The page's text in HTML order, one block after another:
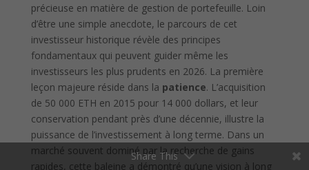
précieuse en matière de gestion de portefeuille. Loin
d’être une simple anecdote, le parcours de cet
investisseur historique révèle des principes
fondamentaux qui peuvent guider même les
investisseurs les plus prudents en 2026. La première
leçon majeure réside dans la patience. L’acquisition
de 50 000 ETH en 2015 pour 14 000 dollars, et leur
conservation pendant près d’une décennie, illustre la
puissance de l’investissement à long terme. Dans un
marché souvent dominé par la recherche de gains
rapides, cette baleine a démontré qu’une vision à long
Share This